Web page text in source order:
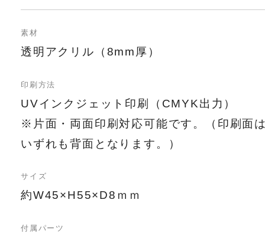
素材
透明アクリル（8mm厚）
印刷方法
UVインクジェット印刷（CMYK出力）
※片面・両面印刷対応可能です。（印刷面
いずれも背面となります。）
サイズ
約W45×H55×D8ｍｍ
付属パーツ